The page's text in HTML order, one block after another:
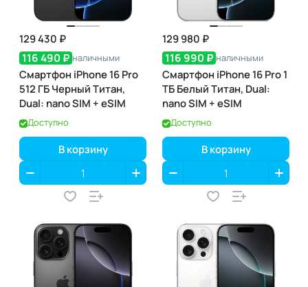
129 430 ₽
116 490 ₽ наличными
Смартфон iPhone 16 Pro
512 ГБ Черный Титан,
Dual: nano SIM + eSIM
Доступно
В корзину
129 980 ₽
116 990 ₽ наличными
Смартфон iPhone 16 Pro 1
ТБ Белый Титан, Dual:
nano SIM + eSIM
Доступно
В корзину